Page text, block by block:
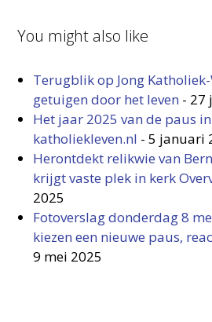
You might also like
Terugblik op Jong
getuigen door het leven - 27
Het jaar 2025 van de paus
katholiekleven.nl -5 januari
Herontdekt relikwie van
krijgt vaste plek in kerk
2025
Fotoverslag donderdag 8
kiezen een nieuwe paus,
9 mei 2025